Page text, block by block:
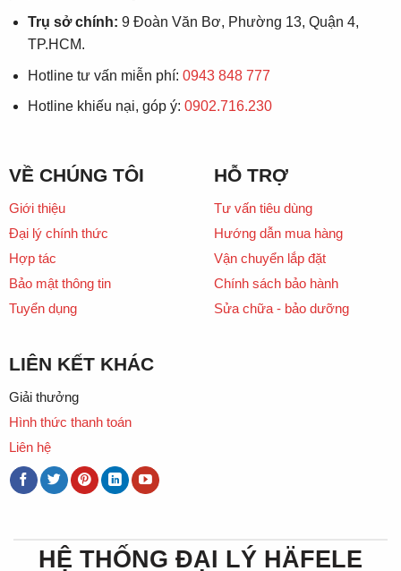
Trụ sở chính: 9 Đoàn Văn Bơ, Phường 13, Quận 4,
TP.HCM.
Hotline tư vấn miễn phí: 0943 848 777
Hotline khiếu nại, góp ý: 0902.716.230
VỀ CHÚNG TÔI
Giới thiệu
Đại lý chính thức
Hợp tác
Bảo mật thông tin
Tuyển dụng
HỖ TRỢ
Tư vấn tiêu dùng
Hướng dẫn mua hàng
Vận chuyển lắp đặt
Chính sách bảo hành
Sửa chữa - bảo dưỡng
LIÊN KẾT KHÁC
Giải thưởng
Hình thức thanh toán
Liên hệ
HỆ THỐNG ĐẠI LÝ HÄFELE